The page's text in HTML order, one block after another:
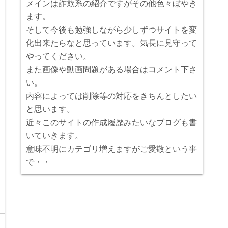
メインは詐欺系の紹介ですがその他色々ぼやき
ます。
そして今後も勉強しながら少しずつサイトを変
化出来たらなと思っています。気長に見守って
やってください。
また画像や動画問題がある場合はコメント下さ
い。
内容によっては削除等の対応をきちんとしたい
と思います。
近々このサイトの作成履歴みたいなブログも書
いていきます。
意味不明にカテゴリ増えますがご愛敬という事
で・・